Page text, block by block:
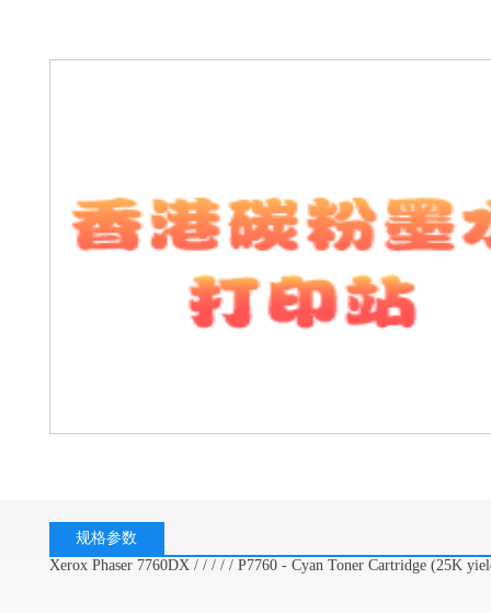
规格参数
Xerox Phaser 7760DX / / / / / P7760 - Cyan Toner Cartridge (25K